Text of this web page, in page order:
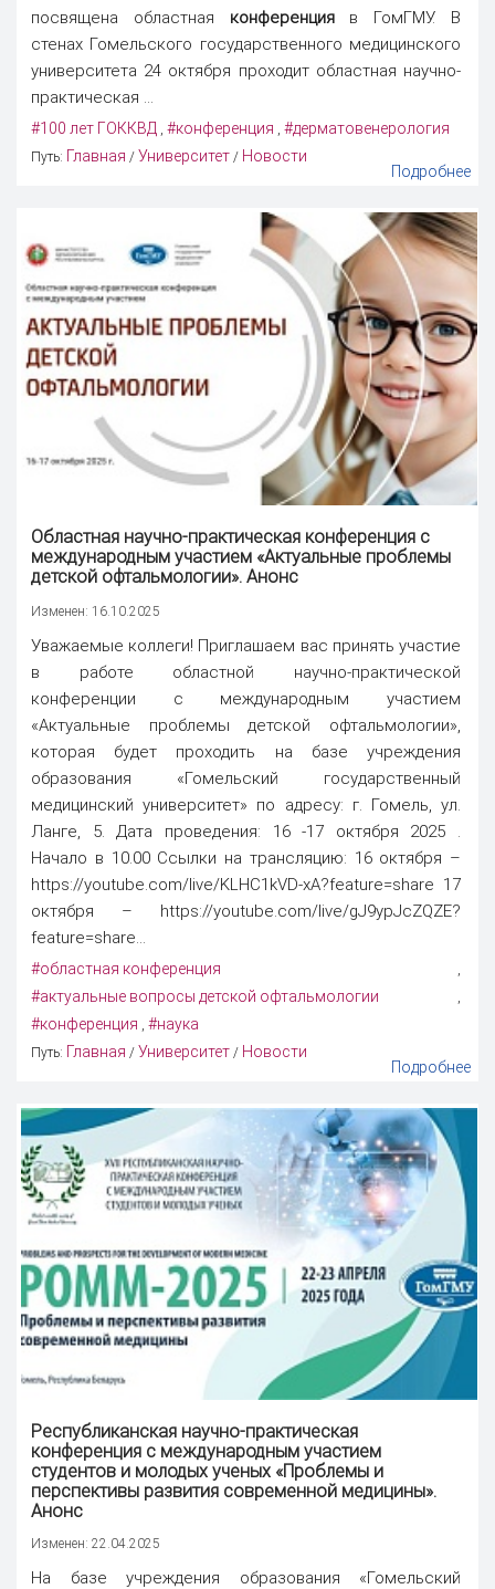
посвящена областная конференцияв ГомГМУ. В
стенах Гомельского государственного медицинского
университета 24 октября проходит областная научно-
практическая ...
#100 лет ГОККВД , #конференция , #дерматовенерология
Путь: Главная / Университет / Новости
Подробнее
Областная научно-практическая конференция с
международным участием «Актуальные проблемы
детской офтальмологии». Анонс
Изменен: 16.10.2025
Уважаемые коллеги! Приглашаем вас принять участие
в работе областной научно-практической
конференции с международным участием
«Актуальные проблемы детской офтальмологии»,
которая будет проходить на базе учреждения
образования «Гомельский государственный
медицинский университет» по адресу: г. Гомель, ул.
Ланге, 5. Дата проведения: 16 -17 октября 2025 .
Начало в 10.00 Ссылки на трансляцию: 16 октября –
https://youtube.com/live/KLHC1kVD-xA?feature=share 17
октября – https://youtube.com/live/gJ9ypJcZQZE?
feature=share...
#областная конференция
#актуальные вопросы детской офтальмологии
#конференция #наука
Путь: Главная / Университет / Новости
Подробнее
Республиканская научно-практическая
конференция с международным участием
студентов и молодых ученых «Проблемы и
перспективы развития современной медицины».
Анонс
Изменен: 22.04.2025
На базе учреждения образования «Гомельский